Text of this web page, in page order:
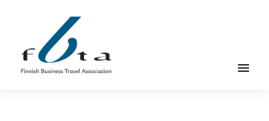
pääsisältöön
alatunnisteeseen